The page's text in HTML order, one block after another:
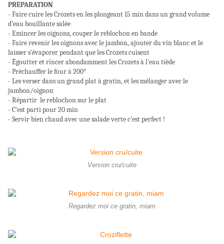
PREPARATION
- Faire cuire les Crozets en les plongeant 15 min dans un grand volume
d’eau bouillante salée
- Emincer les oignons, couper le reblochon en bande
- Faire revenir les oignons avec le jambon, ajouter du vin blanc et le
laisser s'évaporer pendant que les Crozets cuisent
- Égoutter et rincer abondamment les Crozets à l'eau tiède
- Préchauffer le four à 200°
- Les verser dans un grand plat à gratin, et les mélanger avec le
jambon/oignon
- Répartir le reblochon sur le plat
- C’est parti pour 20 min
- Servir bien chaud avec une salade verte c’est perfect !
Version cru/cuite
Regardez moi ce gratin, miam